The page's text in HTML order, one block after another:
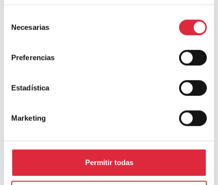
Necesarias
Preferencias
Estadística
Marketing
Permitir todas
Comentario*
Correo electrónico*